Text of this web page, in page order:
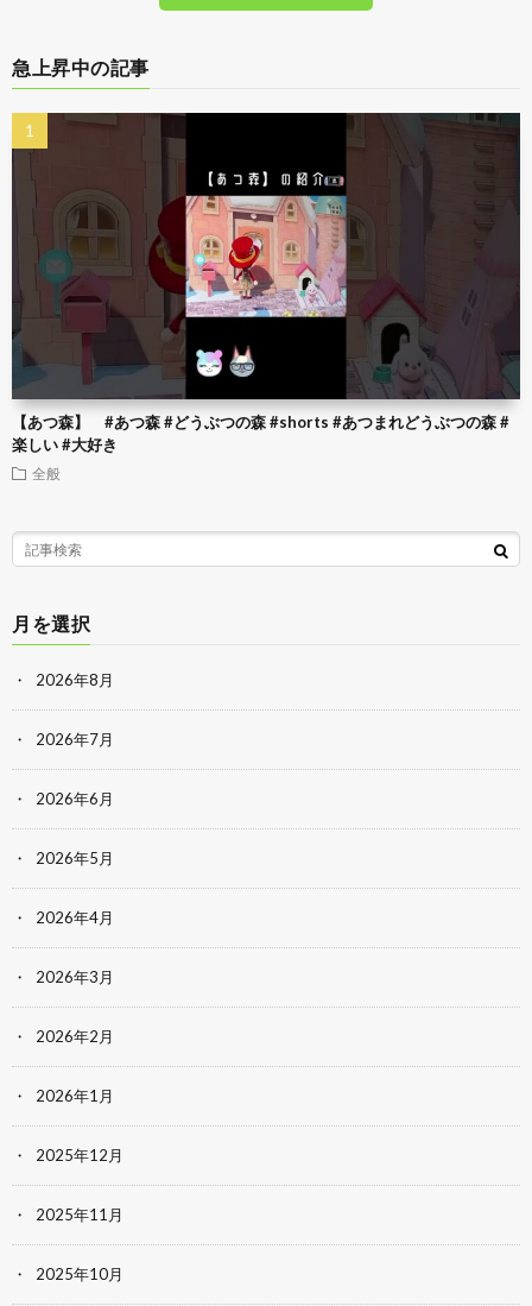
急上昇中の記事
【あつ森】 #あつ森 #どうぶつの森 #shorts #あつまれどうぶつの森 #
楽しい #大好き
全般
月を選択
2026年8月
2026年7月
2026年6月
2026年5月
2026年4月
2026年3月
2026年2月
2026年1月
2025年12月
2025年11月
2025年10月